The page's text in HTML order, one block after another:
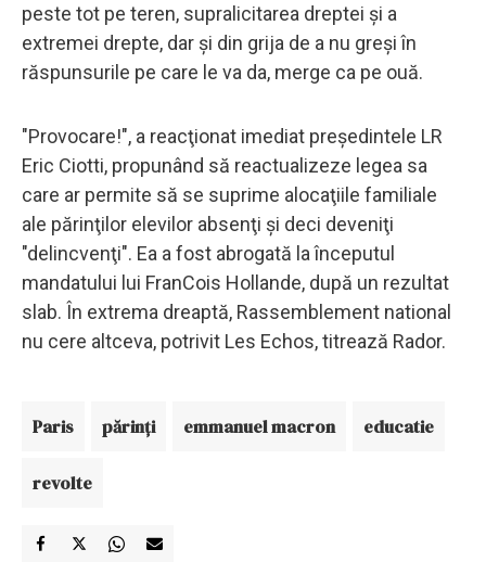
peste tot pe teren, supralicitarea dreptei şi a
extremei drepte, dar şi din grija de a nu greşi în
răspunsurile pe care le va da, merge ca pe ouă.
"Provocare!", a reacţionat imediat preşedintele LR
Eric Ciotti, propunând să reactualizeze legea sa
care ar permite să se suprime alocaţiile familiale
ale părinţilor elevilor absenţi şi deci deveniţi
"delincvenţi". Ea a fost abrogată la începutul
mandatului lui FranCois Hollande, după un rezultat
slab. În extrema dreaptă, Rassemblement national
nu cere altceva, potrivit Les Echos, titrează Rador.
Paris părinți emmanuel macron educatie
revolte